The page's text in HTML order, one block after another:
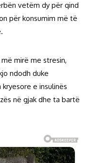
vetëm dy për qind
për konsumim më të
mirë me stresin,
ndodh duke
e insulinës
në gjak dhe ta bartë